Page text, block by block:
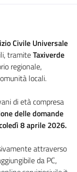
Civile Universale
tramiteTaxiverde
regionale,
locali.
di età compresa
delle domande
8 aprile 2026.
attraverso
da PC,